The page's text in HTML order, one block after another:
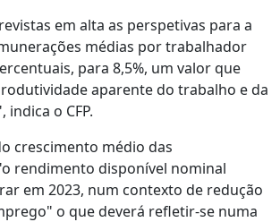
em alta as perspetivas para a
médias por trabalhador
para 8,5%, um valor que
aparente do trabalho e da
o CFP.
crescimento médio das
rendimento disponível nominal
em 2023, num contexto de redução
o que deverá refletir-se numa